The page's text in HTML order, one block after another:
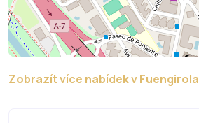
Zobrazít více nabídek v Fuengirola